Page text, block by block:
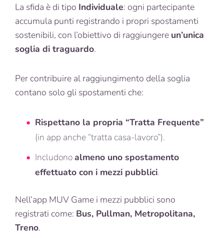
La sfida è di tipo Individuale: ogni partecipante
accumula punti registrando i propri spostamenti
sostenibili, con l’obiettivo di raggiungere un’unica
soglia di traguardo.
Per contribuire al raggiungimento della soglia
contano solo gli spostamenti che:
Rispettano la propria “Tratta Frequente”
(in app anche “tratta casa-lavoro”).
Includonoalmeno uno spostamento
effettuato con i mezzi pubblici.
Nell’app MUV Game i mezzi pubblici sono
registrati come: Bus, Pullman, Metropolitana,
Treno.